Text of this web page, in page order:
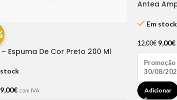
Espuma De Cor Preto 200 Ml
stock
9,00€ com IVA
Antea
Em stock
12,00€ 9,00€
30/08/
Adicionar